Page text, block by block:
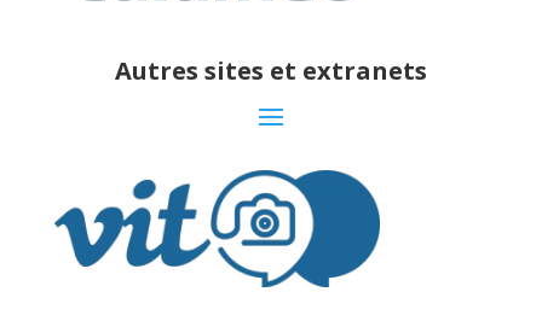
Autres sites et extranets